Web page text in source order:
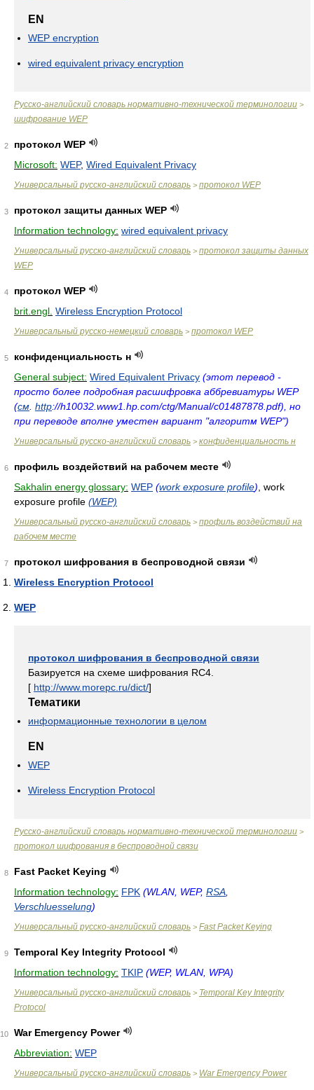
EN
WEP encryption
wired equivalent privacy encryption
Русско-английский словарь нормативно-технической терминологии >
шифрование WEP
2
протокол WEP
Microsoft: WEP, Wired Equivalent Privacy
Универсальный русско-английский словарь > протокол WEP
3
протокол защиты данных WEP
Information technology: wired equivalent privacy
Универсальный русско-английский словарь > протокол защиты данных
WEP
4
протокол WEP
brit.engl. Wireless Encryption Protocol
Универсальный русско-немецкий словарь > протокол WEP
5
конфиденциальность н
General subject: Wired Equivalent Privacy (этот перевод -
просто более подробная расшифровка аббревиатуры WEP
(см http://h10032.www1.hp.com/ctg/Manual/c01487878.pdf), но
при переводе вполне уместен вариант "алгоритм WEP")
Универсальный русско-английский словарь > конфиденциальность н
6
профиль воздействий на рабочем месте
Sakhalin energy glossary: WEP (work exposure profile) , work
exposure profile (WEP)
Универсальный русско-английский словарь > профиль воздействий на
рабочем месте
7
протокол шифрования в беспроводной связи
Wireless Encryption Protocol
WEP
протокол шифрования в беспроводной связи
Базируется на схеме шифрования RC4.
[ http://www.morepc.ru/dict/]
Тематики
информационные технологии в целом
EN
WEP
Wireless Encryption Protocol
Русско-английский словарь нормативно-технической терминологии >
протокол шифрования в беспроводной связи
8
Fast Packet Keying
Information technology: FPK (WLAN, WEP, RSA
Verschluesselung)
Универсальный русско-английский словарь > Fast Packet Keying
9
Temporal Key Integrity Protocol
Information technology: TKIP (WEP, WLAN, WPA)
Универсальный русско-английский словарь > Temporal Key Integrity
Protocol
10
War Emergency Power
Abbreviation: WEP
Универсальный русско-английский словарь > War Emergency Power